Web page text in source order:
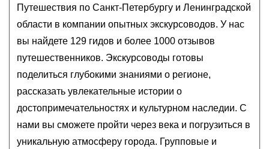
Тихвинский Богородичный Успенский
монастырь: дом Пречистой Богоматери
Павловск: царственная песнь его парков
Елена
Дарья
Денис
Ленинградской области на август - сентябрь 2026
года от 600до 25 000 RUB
Путешествия по Санкт-Петербургу и Ленинградской
области в компании опытных экскурсоводов. У нас
вы найдете 129 гидов и более 1000 отзывов
путешественников. Экскурсоводы готовы
поделиться глубокими знаниями о регионе,
рассказать увлекательные истории о
достопримечательностях и культурном наследии. С
нами вы сможете пройти через века и погрузиться в
уникальную атмосферу города. Групповые и